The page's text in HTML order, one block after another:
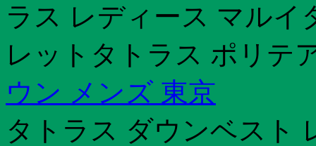
ラス レディース マルイ
レットタトラス ポリテ
ウン メンズ 東京
タトラス ダウンベスト